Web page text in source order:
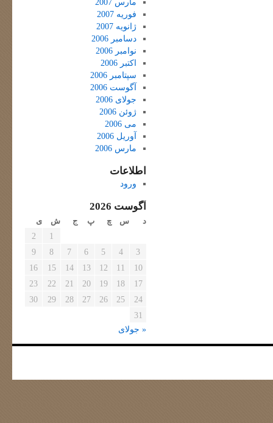
فوریه 2007
ژانویه 2007
دسامبر 2006
نوامبر 2006
اکتبر 2006
سپتامبر 2006
آگوست 2006
جولای 2006
ژوئن 2006
می 2006
آوریل 2006
مارس 2006
اطلاعات
ورود
آگوست 2026
د س چ پ ج ش ی
1
2
3
4
5
6
7
8
9
10
11
12
13
14
15
16
17
18
19
20
21
22
23
24
25
26
27
28
29
30
31
« جولای